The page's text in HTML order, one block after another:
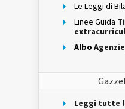
Le Leggi di
Linee Guida
Albo
Leggi tutte